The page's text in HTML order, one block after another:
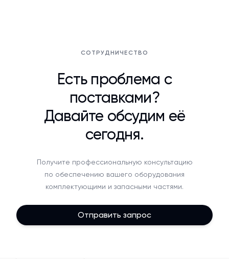
СОТРУДНИЧЕСТВО
Есть проблема с
поставками?
Давайте обсудим её
сегодня.
Получите профессиональную консультацию
по обеспечению вашего оборудования
комплектующими и запасными частями.
Отправить запрос